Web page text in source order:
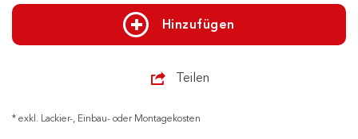
Hinzufügen
Teilen
* exkl. Lackier-, Einbau- oder Montagekosten